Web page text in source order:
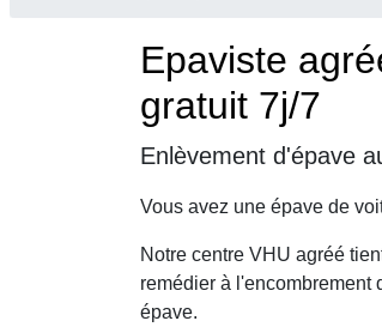
Epaviste
gratuit 7j/7
Enlèvement d'épave
Vous avez une épave de
Notre centre VHU agréé
remédier à l'encombrement
épave.